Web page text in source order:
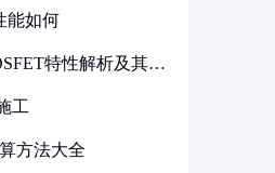
能如何
特性解析及其在
工
方法大全